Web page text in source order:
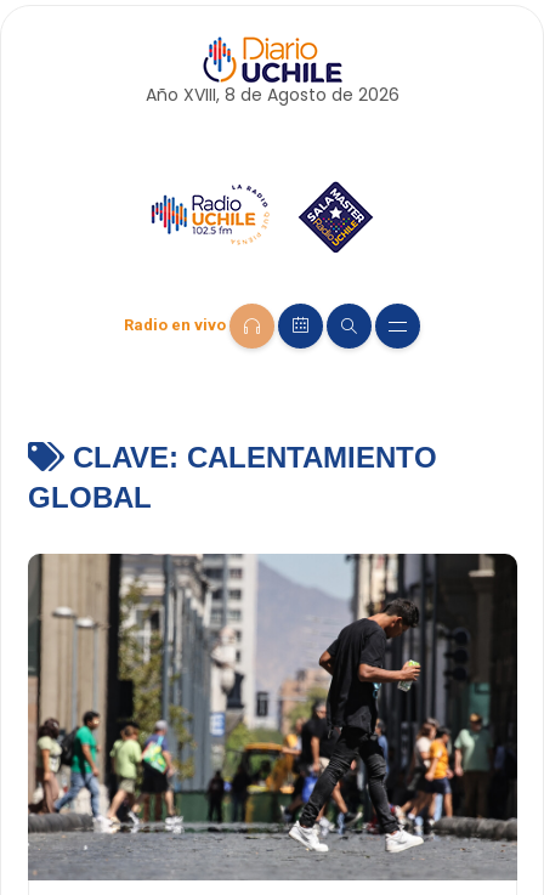
Año XVIII, 8 de Agosto de 2026
Radio en vivo
CLAVE: CALENTAMIENTO
GLOBAL